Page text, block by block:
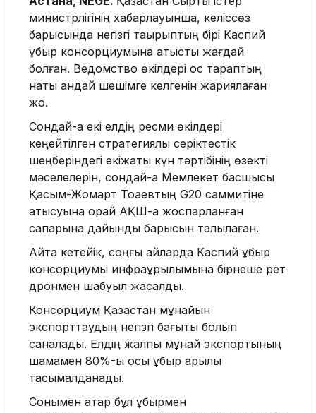
министрлігінің хабарлауынша, келіссөз
барысында негізгі тақырыптың бірі Каспий
құбыр консорциумына қатысты жағдай
болған. Ведомство өкілдері қос тараптың
нақты қандай шешімге келгенін жариялаған
жоқ.
Сондай-ақ екі елдің ресми өкілдері
кеңейтілген стратегиялық серіктестік
шеңберіндегі екіжақты күн тәртібінің өзекті
мәселелерін, сондай-ақ Мемлекет басшысы
Қасым-Жомарт Тоқаевтың G20 саммитіне
қатысуына орай АҚШ-қа жоспарланған
сапарына дайындық барысын талқылаған.
Айта кетейік, соңғы айларда Каспий құбыр
консорциумы инфрақұрылымына бірнеше рет
дронмен шабуыл жасалды.
Консорциум Қазақстан мұнайын
экспорттаудың негізгі бағыты болып
саналады. Елдің жалпы мұнай экспортының
шамамен 80%-ы осы құбыр арқылы
тасымалданады.
Сонымен қатар бұл құбырмен